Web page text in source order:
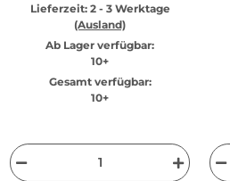
Lieferzeit: 2 - 3 Werktage
(Ausland)
Ab Lager verfügbar:
10+
Gesamt verfügbar:
10+